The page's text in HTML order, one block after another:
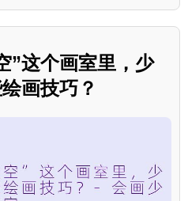
”这个画室里，少
画技巧？